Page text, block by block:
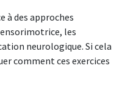
à des approches
les
neurologique. Si cela
comment ces exercices